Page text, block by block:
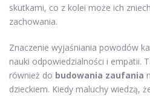
skutkami, co z kolei może ich
zachowania.
Znaczenie wyjaśniania powodów
nauki odpowiedzialności i empatii.
również do budowania zaufania
dzieckiem. Kiedy maluchy wiedzą,